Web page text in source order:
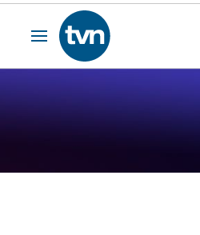
Ir al contenido
Obrir navegació